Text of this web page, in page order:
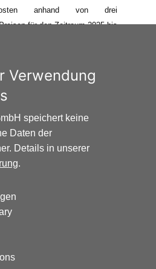
anhand von drei
für den Zeitraum 2025 bis
ausfallen. Die
Tanken mit den Kraftstoffkosten
Informationen unter
.
GmbH · Wasserburger
141 · 81827 München
AGB
Verwendung
speichert keine
Daten der
Details in unserer
.